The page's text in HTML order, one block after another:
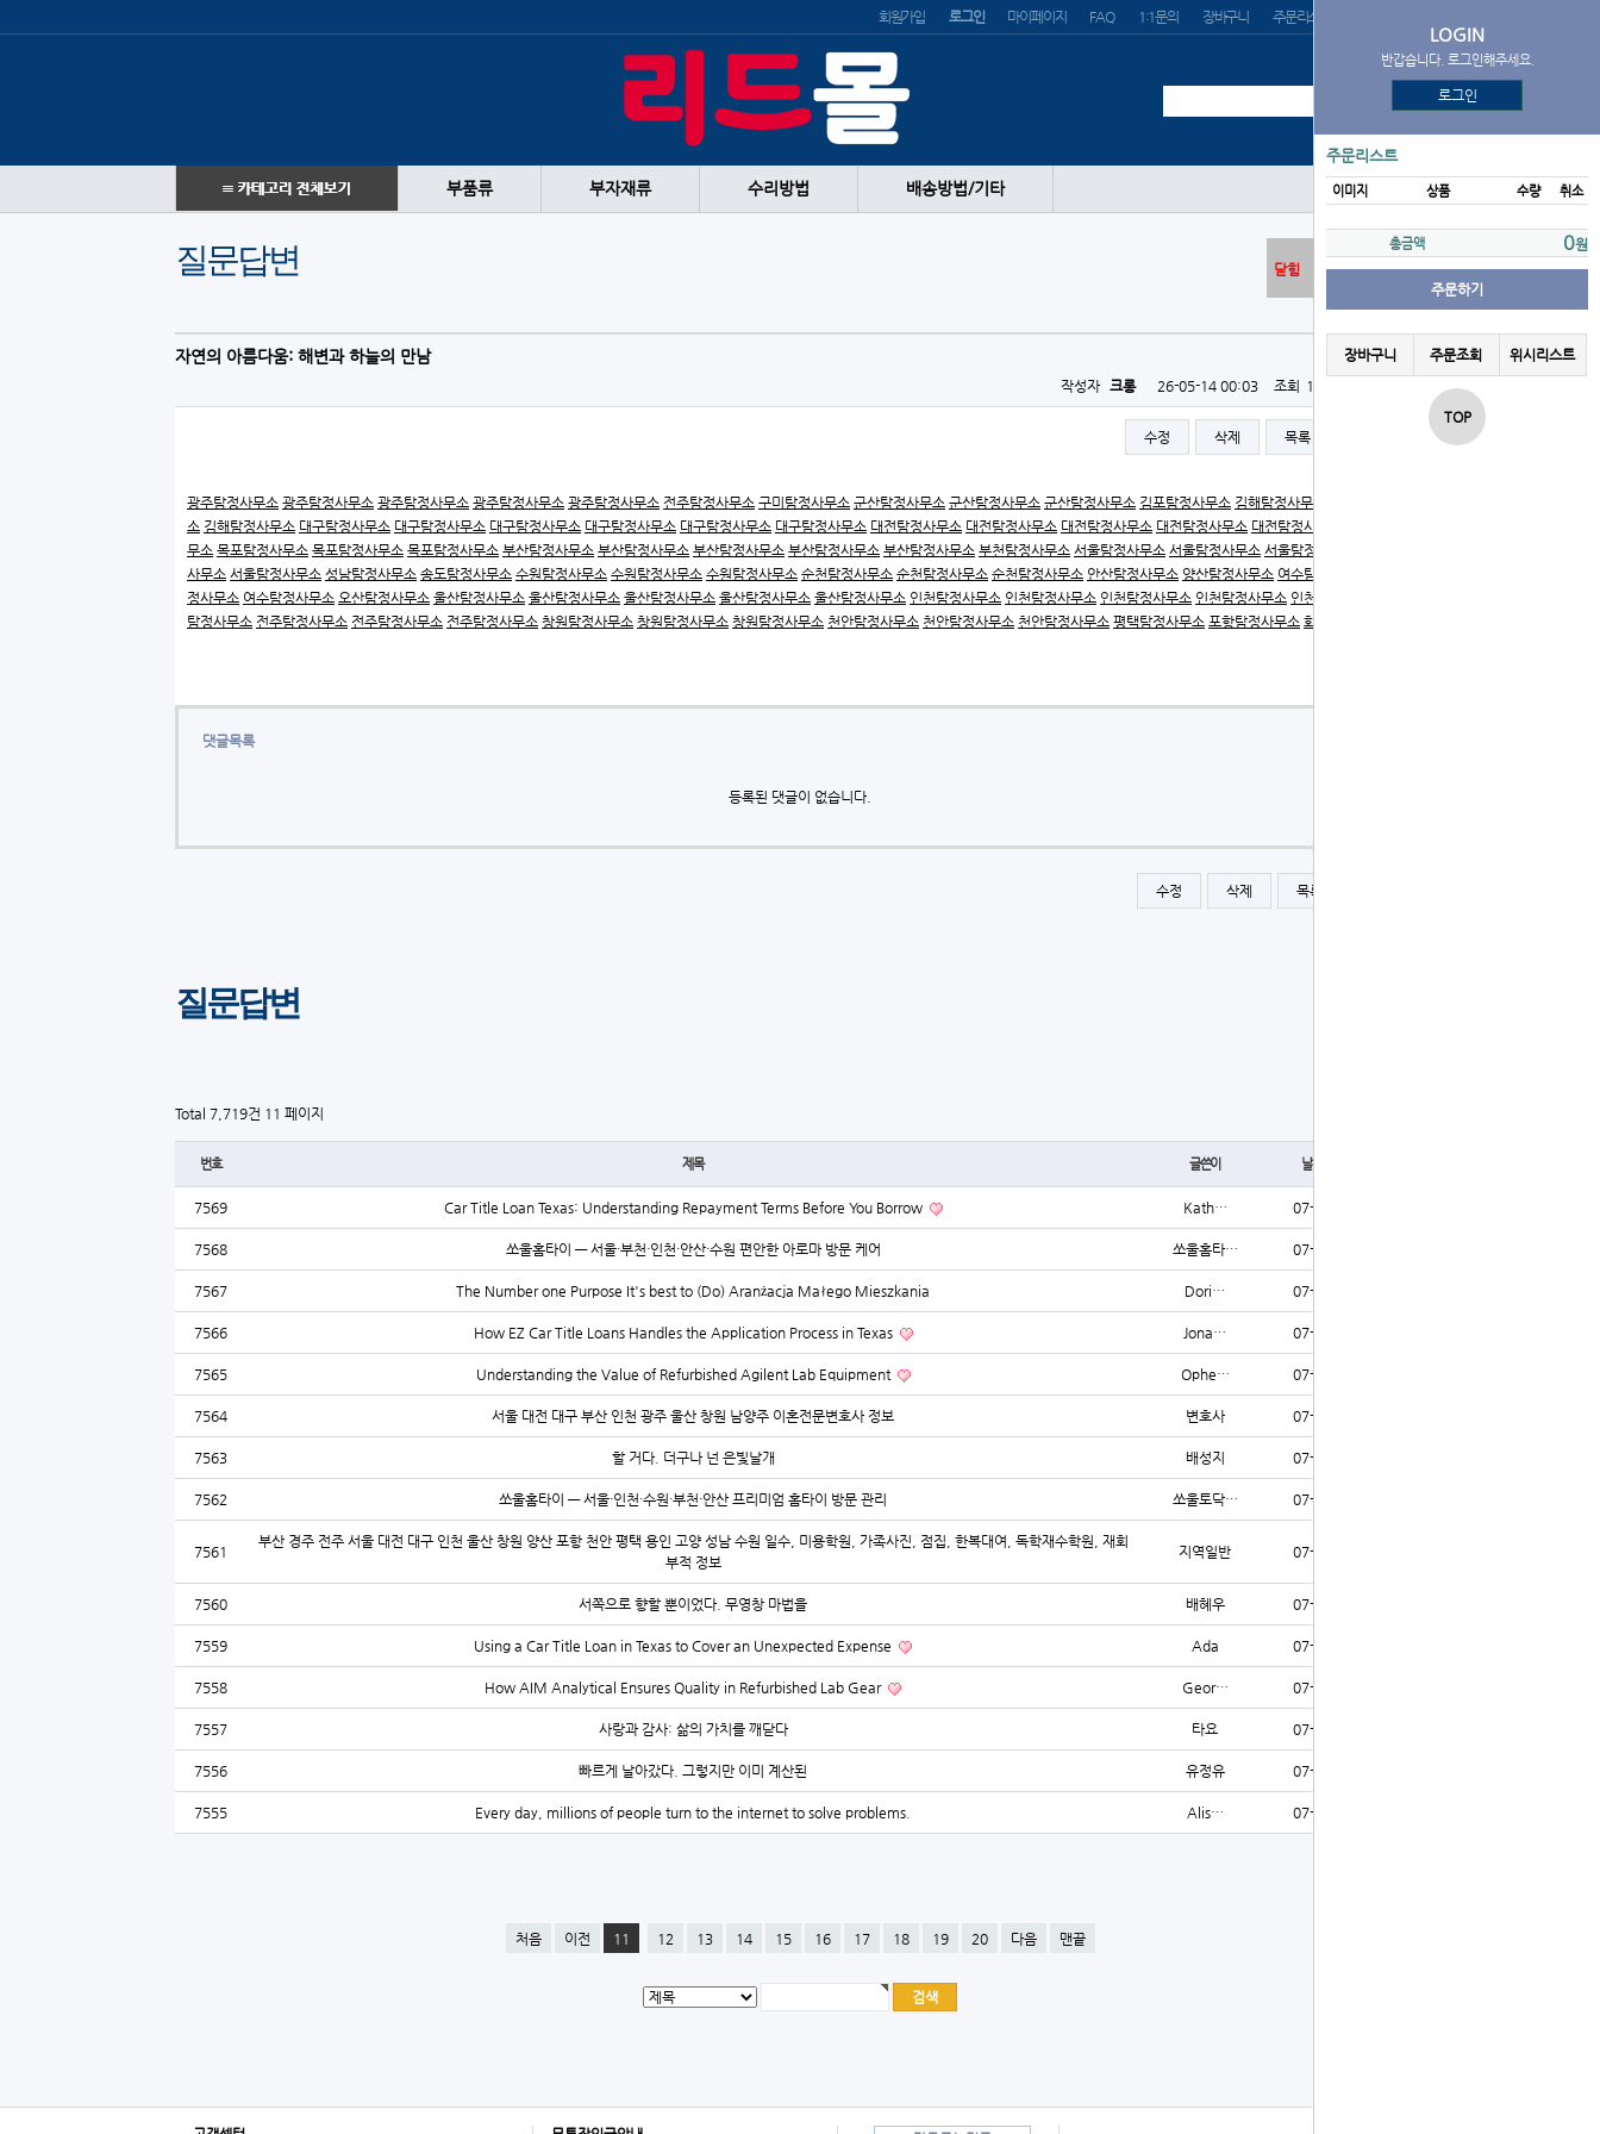
회원가입 로그인 마이페이지 FAQ 1:1문의 장바구니 주문리스트
부품류 부자재류 수리방법 배송방법/기타
LOGIN
반갑습니다. 로그인해주세요.
로그인
주문리스트
이미지 상품 수량 취소
총금액 0원
주문하기
장바구니 주문조회 위시리스트
TOP
닫힘
질문답변
자연의 아름다움: 해변과 하늘의 만남
작성자 크롱 26-05-14 00:03 조회 143회
수정 삭제 목록
광주탐정사무소 광주탐정사무소 광주탐정사무소 광주탐정사무소 광주탐정사무소 전주탐정사무소 구미탐정사무소 군산탐정사무소 군산탐정사무소 군산탐정사무소 김포탐정사무소 김해탐정사무소
소 김해탐정사무소 대구탐정사무소 대구탐정사무소 대구탐정사무소 대구탐정사무소 대구탐정사무소 대구탐정사무소 대전탐정사무소 대전탐정사무소 대전탐정사무소 대전탐정사무소 대전탐정사무소
무소 목포탐정사무소 목포탐정사무소 목포탐정사무소 부산탐정사무소 부산탐정사무소 부산탐정사무소 부산탐정사무소 부산탐정사무소 부천탐정사무소 서울탐정사무소 서울탐정사무소 서울탐정사무소
사무소 서울탐정사무소 성남탐정사무소 송도탐정사무소 수원탐정사무소 수원탐정사무소 수원탐정사무소 순천탐정사무소 순천탐정사무소 순천탐정사무소 안산탐정사무소 양산탐정사무소 여수탐정사무소
정사무소 여수탐정사무소 오산탐정사무소 울산탐정사무소 울산탐정사무소 울산탐정사무소 울산탐정사무소 울산탐정사무소 인천탐정사무소 인천탐정사무소 인천탐정사무소 인천탐정사무소 인천탐정사무소
탐정사무소 전주탐정사무소 전주탐정사무소 전주탐정사무소 창원탐정사무소 창원탐정사무소 창원탐정사무소 천안탐정사무소 천안탐정사무소 천안탐정사무소 평택탐정사무소 포항탐정사무소 화성탐정사무소
댓글목록
등록된 댓글이 없습니다.
수정 삭제 목록
질문답변
Total 7,719건 11 페이지
번호 제목 글쓴이 날짜
7569 Car Title Loan Texas: Understanding Repayment Terms Before You Borrow Kath… 07-31
7568 쏘울홈타이 — 서울·부천·인천·안산·수원 편안한 아로마 방문 케어 쏘울홈타… 07-31
7567 The Number one Purpose It's best to (Do) Aranżacja Małego Mieszkania Dori… 07-31
7566 How EZ Car Title Loans Handles the Application Process in Texas Jona… 07-31
7565 Understanding the Value of Refurbished Agilent Lab Equipment Ophe… 07-31
7564 서울 대전 대구 부산 인천 광주 울산 창원 남양주 이혼전문변호사 정보 변호사 07-31
7563 할 거다. 더구나 넌 은빛날개 배성지 07-31
7562 쏘울홈타이 — 서울·인천·수원·부천·안산 프리미엄 홈타이 방문 관리 쏘울토닥… 07-31
7561
부산 경주 전주 서울 대전 대구 인천 울산 창원 양산 포항 천안 평택 용인 고양 성남 수원 일수, 미용학원, 가족사진, 점집, 한복대여, 독학재수학원, 재회
부적 정보
지역일반 07-31
7560 서쪽으로 향할 뿐이었다. 무영창 마법을 배혜우 07-31
7559 Using a Car Title Loan in Texas to Cover an Unexpected Expense Ada 07-31
7558 How AIM Analytical Ensures Quality in Refurbished Lab Gear Geor… 07-31
7557 사랑과 감사: 삶의 가치를 깨닫다 타요 07-31
7556 빠르게 날아갔다. 그렇지만 이미 계산된 유정유 07-31
7555 Every day, millions of people turn to the internet to solve problems. Alis… 07-31
처음 이전 11 12 13 14 15 16 17 18 19 20 다음 맨끝